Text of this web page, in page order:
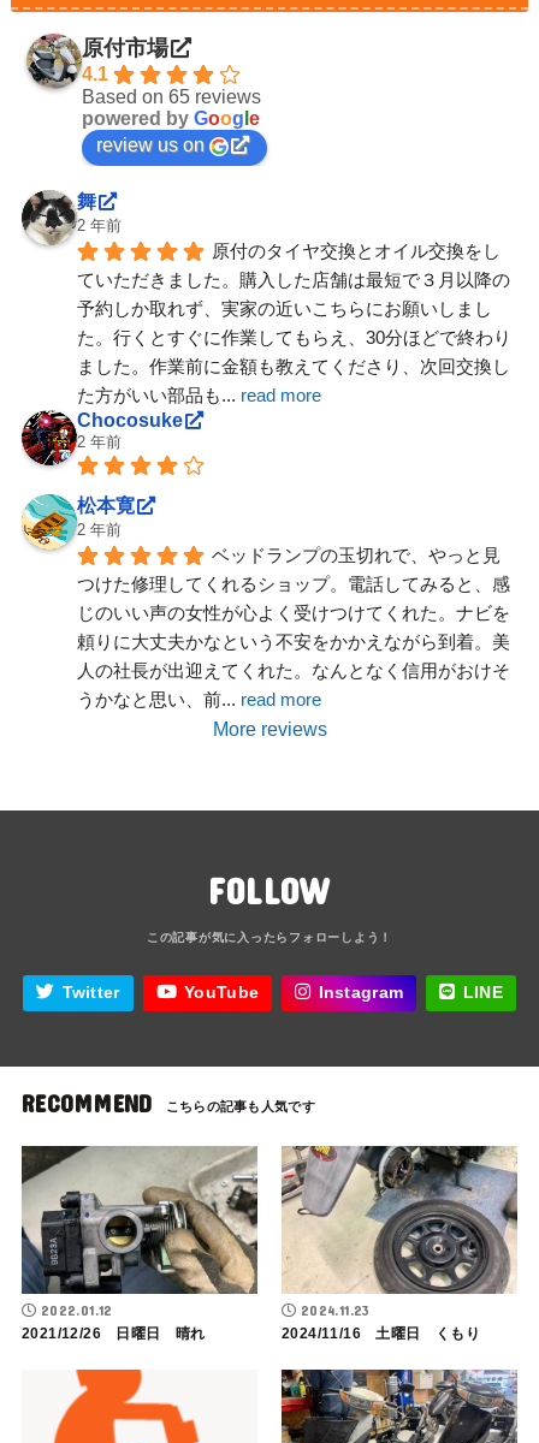
原付市場
4.1
Based on 65 reviews
powered by Goog e
review us on
舞
2 年前
原付のタイヤ交換とオイル交換をし
ていただきました。購入した店舗は最短で３月以降の
予約しか取れず、実家の近いこちらにお願いしまし
た。行くとすぐに作業してもらえ、30分ほどで終わり
ました。作業前に金額も教えてくださり、次回交換し
た方がいい部品も... read more
Chocosuke
2 年前
松本寛
2 年前
ベッドランプの玉切れで、やっと見
つけた修理してくれるショップ。電話してみると、感
じのいい声の女性が心よく受けつけてくれた。ナビを
頼りに大丈夫かなという不安をかかえながら到着。美
人の社長が出迎えてくれた。なんとなく信用がおけそ
うかなと思い、前... read more
More reviews
FOLLOW
Twitter YouTube Instagram LINE
RECOMMEND
2022.01.12
2021/12/26 日曜日 晴れ
2024.11.23
2024/11/16 土曜日 くもり